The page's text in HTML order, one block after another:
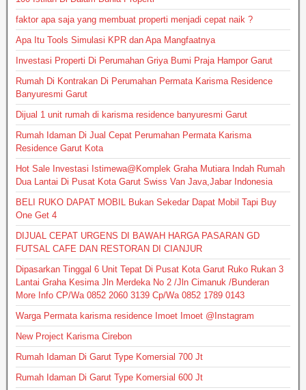
faktor apa saja yang membuat properti menjadi cepat naik ?
Apa Itu Tools Simulasi KPR dan Apa Mangfaatnya
Investasi Properti Di Perumahan Griya Bumi Praja Hampor Garut
Rumah Di Kontrakan Di Perumahan Permata Karisma Residence
Banyuresmi Garut
Dijual 1 unit rumah di karisma residence banyuresmi Garut
Rumah Idaman Di Jual Cepat Perumahan Permata Karisma
Residence Garut Kota
Hot Sale Investasi Istimewa@Komplek Graha Mutiara Indah Rumah
Dua Lantai Di Pusat Kota Garut Swiss Van Java,Jabar Indonesia
BELI RUKO DAPAT MOBIL Bukan Sekedar Dapat Mobil Tapi Buy
One Get 4
DIJUAL CEPAT URGENS DI BAWAH HARGA PASARAN GD
FUTSAL CAFE DAN RESTORAN DI CIANJUR
Dipasarkan Tinggal 6 Unit Tepat Di Pusat Kota Garut Ruko Rukan 3
Lantai Graha Kesima Jln Merdeka No 2 /Jln Cimanuk /Bunderan
More Info CP/Wa 0852 2060 3139 Cp/Wa 0852 1789 0143
Warga Permata karisma residence Imoet Imoet @Instagram
New Project Karisma Cirebon
Rumah Idaman Di Garut Type Komersial 700 Jt
Rumah Idaman Di Garut Type Komersial 600 Jt